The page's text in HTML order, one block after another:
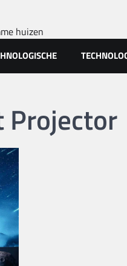
huizen
Projector